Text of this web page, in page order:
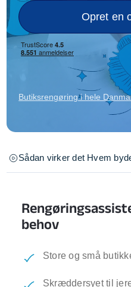
Opret en
Butiksrengøring i hele
Sådan virker det Hvem
behov
Store og små
Skræddersyet til